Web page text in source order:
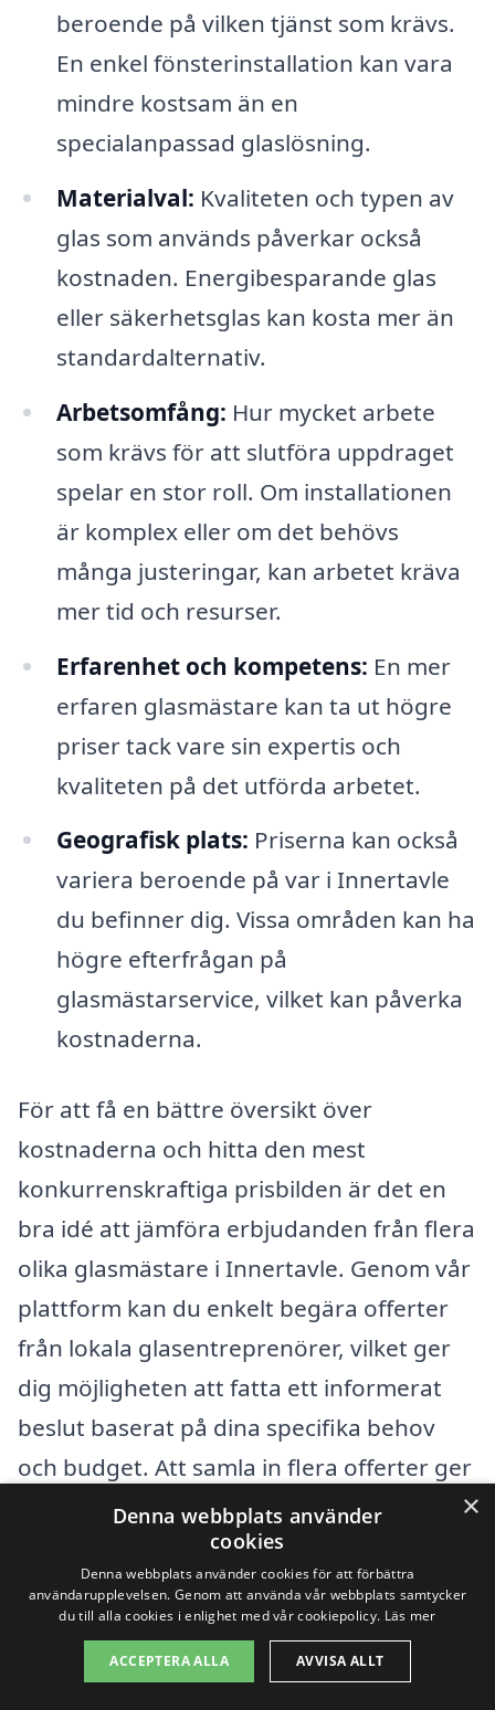
beroende på vilken tjänst som krävs.
En enkel fönsterinstallation kan vara
mindre kostsam än en
specialanpassad glaslösning.
Materialval: Kvaliteten och typen av
glas som används påverkar också
kostnaden. Energibesparande glas
eller säkerhetsglas kan kosta mer än
standardalternativ.
Arbetsomfång: Hur mycket arbete
som krävs för att slutföra uppdraget
spelar en stor roll. Om installationen
är komplex eller om det behövs
många justeringar, kan arbetet kräva
mer tid och resurser.
Erfarenhet och kompetens: En mer
erfaren glasmästare kan ta ut högre
priser tack vare sin expertis och
kvaliteten på det utförda arbetet.
Geografisk plats: Priserna kan också
variera beroende på var i Innertavle
du befinner dig. Vissa områden kan ha
högre efterfrågan på
glasmästarservice, vilket kan påverka
kostnaderna.
För att få en bättre översikt över
kostnaderna och hitta den mest
konkurrenskraftiga prisbilden är det en
bra idé att jämföra erbjudanden från flera
olika glasmästare i Innertavle. Genom vår
plattform kan du enkelt begära offerter
från lokala glasentreprenörer, vilket ger
dig möjligheten att fatta ett informerat
beslut baserat på dina specifika behov
och budget. Att samla in flera offerter ger
inte bara en tydligare bild av
marknadspriser, utan hjälper också till att
säkerställa att du får rätt lösning för ditt
projekt.
×
Denna webbplats använder
cookies
Denna webbplats använder cookies för att förbättra
användarupplevelsen. Genom att använda vår webbplats samtycker
du till alla cookies i enlighet med vår cookiepolicy. Läs mer
ACCEPTERA ALLA AVVISA ALLT